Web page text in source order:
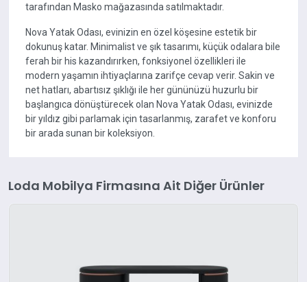
tarafından Masko mağazasında satılmaktadır.
Nova Yatak Odası, evinizin en özel köşesine estetik bir
dokunuş katar. Minimalist ve şık tasarımı, küçük odalara bile
ferah bir his kazandırırken, fonksiyonel özellikleri ile
modern yaşamın ihtiyaçlarına zarifçe cevap verir. Sakin ve
net hatları, abartısız şıklığı ile her gününüzü huzurlu bir
başlangıca dönüştürecek olan Nova Yatak Odası, evinizde
bir yıldız gibi parlamak için tasarlanmış, zarafet ve konforu
bir arada sunan bir koleksiyon.
Loda Mobilya Firmasına Ait Diğer Ürünler